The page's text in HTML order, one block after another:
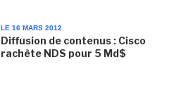
LE 16 MARS 2012
Diffusion de contenus : Cisco
rachète NDS pour 5 Md$